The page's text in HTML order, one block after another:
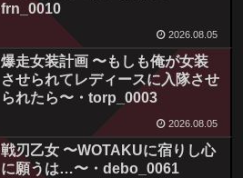
frn_0010
2026.08.05
爆走女装計画 〜もしも俺が女装
させられてレディースに入隊させ
られたら〜・torp_0003
2026.08.05
戦刃乙女 〜WOTAKUに宿りし心
に願うは…〜・debo_0061